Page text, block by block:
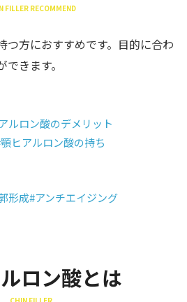
FILLER RECOMMEND
つ方におすすめです。目的に合わ
きます。
ルロン酸のデメリット
ヒアルロン酸の持ち
形成#アンチエイジング
ロン酸とは